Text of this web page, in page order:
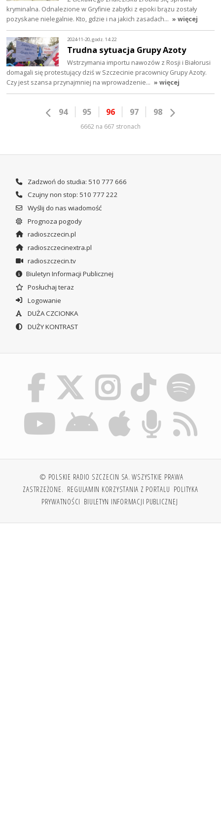
kryminalna. Odnalezione w Gryfinie zabytki z epoki brązu zostały
pozyskane nielegalnie. Kto, gdzie i na jakich zasadach… » więcej
2024-11-20, godz. 14:22
Trudna sytuacja Grupy Azoty
Wstrzymania importu nawozów z Rosji i Białorusi
domagali się protestujący dziś w Szczecinie pracownicy Grupy Azoty.
Czy jest szansa przynajmniej na wprowadzenie… » więcej
94 95 96 97 98
6662 na 667 stronach
Zadzwoń do studia: 510 777 666
Czujny non stop: 510 777 222
Wyślij do nas wiadomość
Prognoza pogody
radioszczecin.pl
radioszczecinextra.pl
radioszczecin.tv
Biuletyn Informacji Publicznej
Posłuchaj teraz
Logowanie
DUŻA CZCIONKA
DUŻY KONTRAST
© POLSKIE RADIO SZCZECIN SA. WSZYSTKIE PRAWA
ZASTRZEŻONE. REGULAMIN KORZYSTANIA Z PORTALU POLITYKA
PRYWATNOŚCI BIULETYN INFORMACJI PUBLICZNEJ